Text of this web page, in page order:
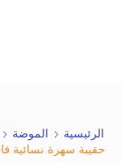
الرئيسية الموضة
حقيبة سهرة نسائية